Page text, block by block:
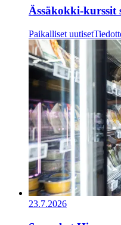
Ässäkokki-kurssit
Paikalliset uutiset
23.7.2026